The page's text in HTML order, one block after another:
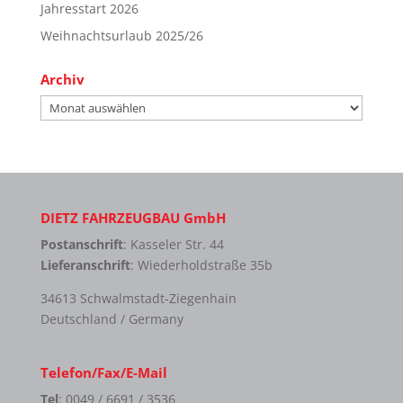
Jahresstart 2026
Weihnachtsurlaub 2025/26
Archiv
Archiv
DIETZ FAHRZEUGBAU GmbH
Postanschrift: Kasseler Str. 44
Lieferanschrift: Wiederholdstraße 35b
34613 Schwalmstadt-Ziegenhain
Deutschland / Germany
Telefon/Fax/E-Mail
Tel: 0049 / 6691 / 3536